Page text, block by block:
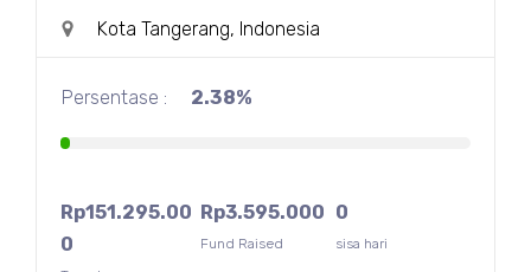
Kota Tangerang, Indonesia
Persentase : 2.38%
Rp151.295.00
0
0
sisa hari
Rp3.595.000
Fund Raised